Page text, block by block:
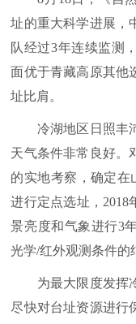
址的重大科学进展，
队经过3年连续监测
面优于青藏高原其他
址比肩。
冷湖地区日照丰沛
天气条件非常良好。
的实地考察，确定在
进行定点选址，2018
景亮度和气象进行3
光学/红外观测条件的
为最大限度发挥冷
尽快对台址资源进行